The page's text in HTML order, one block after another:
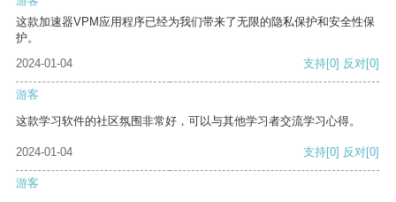
这款加速器VPM应用程序已经为我们带来了无限的隐私保护和安全性保
护。
2024-01-04
支持[0] 反对[0]
游客
这款学习软件的社区氛围非常好，可以与其他学习者交流学习心得。
2024-01-04 支持[0] 反对[0]
游客